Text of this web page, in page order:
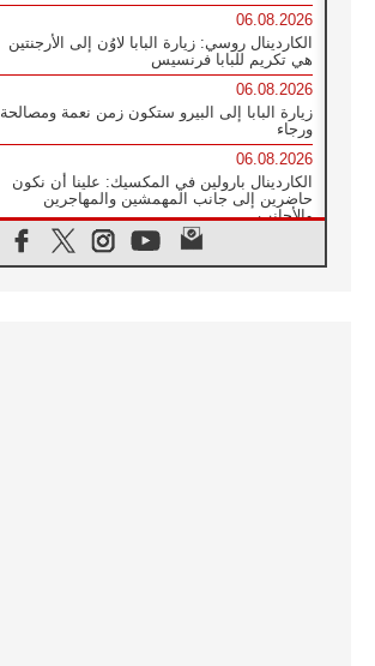
06.08.2026
الكاردينال روسي: زيارة البابا لاوُن إلى الأرجنتين
هي تكريم للبابا فرنسيس
06.08.2026
زيارة البابا إلى البيرو ستكون زمن نعمة ومصالحة
ورجاء
06.08.2026
الكاردينال بارولين في المكسيك: علينا أن نكون
حاضرين إلى جانب المهمشين والمهاجرين
والأجانب
البابا لاوُن الرابع عشر للشباب في أسيزي: